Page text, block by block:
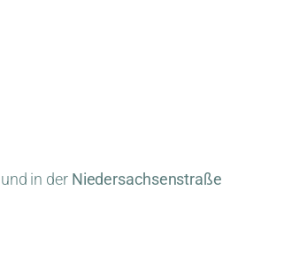
und in der Niedersachsenstraße